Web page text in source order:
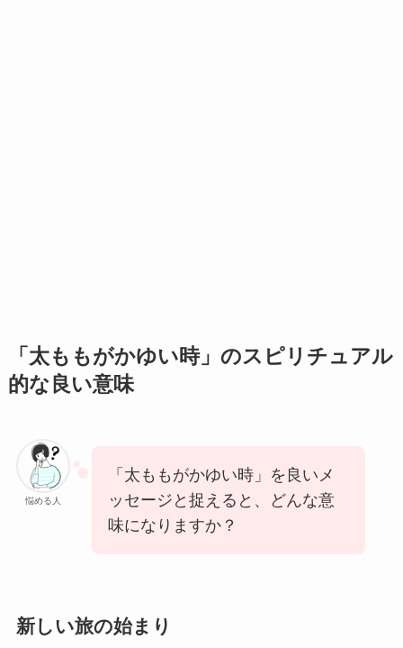
「太ももがかゆい時」のスピリチュアル
的な良い意味
悩める人
「太ももがかゆい時」を良いメ
ッセージと捉えると、どんな意
味になりますか？
新しい旅の始まり